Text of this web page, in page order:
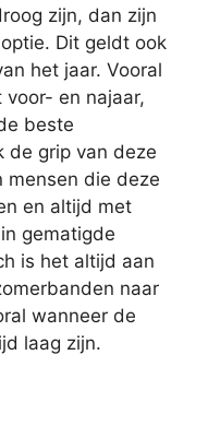
zijn, dan zijn
Dit geldt ook
het jaar. Vooral
voor- en najaar,
beste
de grip van deze
mensen die deze
en altijd met
gematigde
is het altijd aan
naar
wanneer de
laag zijn.